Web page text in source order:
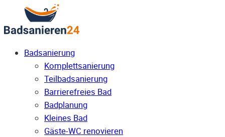
Badsanierung
Komplettsanierung
Teilbadsanierung
Barrierefreies Bad
Badplanung
Kleines Bad
Gäste-WC renovieren